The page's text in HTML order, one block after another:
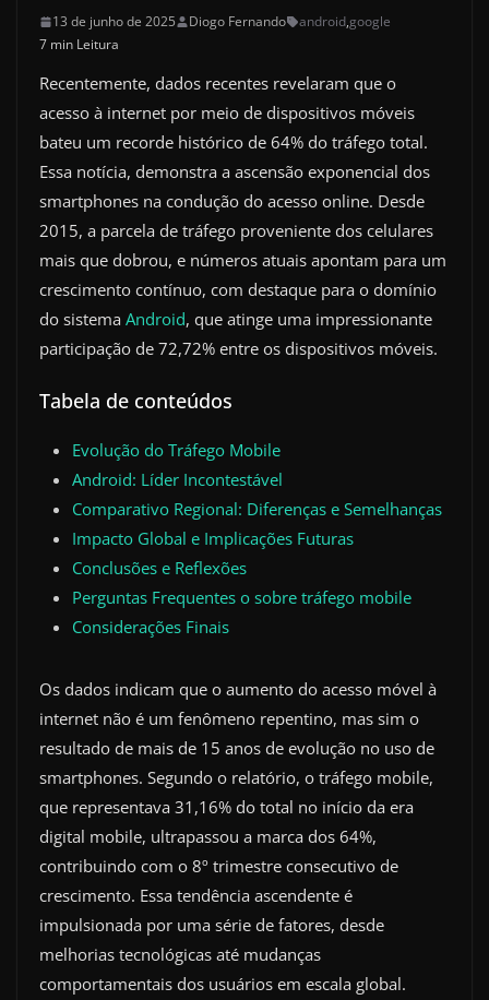
13 de junho de 2025 Diogo Fernando android,google
7 min Leitura
Recentemente, dados recentes revelaram que o
acesso à internet por meio de dispositivos móveis
bateu um recorde histórico de 64% do tráfego total.
Essa notícia, demonstra a ascensão exponencial dos
smartphones na condução do acesso online. Desde
2015, a parcela de tráfego proveniente dos celulares
mais que dobrou, e números atuais apontam para um
crescimento contínuo, com destaque para o domínio
do sistema Android, que atinge uma impressionante
participação de 72,72% entre os dispositivos móveis.
Tabela de conteúdos
Evolução do Tráfego Mobile
Android: Líder Incontestável
Comparativo Regional: Diferenças e Semelhanças
Impacto Global e Implicações Futuras
Conclusões e Reflexões
Perguntas Frequentes o sobre tráfego mobile
Considerações Finais
Os dados indicam que o aumento do acesso móvel à
internet não é um fenômeno repentino, mas sim o
resultado de mais de 15 anos de evolução no uso de
smartphones. Segundo o relatório, o tráfego mobile,
que representava 31,16% do total no início da era
digital mobile, ultrapassou a marca dos 64%,
contribuindo com o 8º trimestre consecutivo de
crescimento. Essa tendência ascendente é
impulsionada por uma série de fatores, desde
melhorias tecnológicas até mudanças
comportamentais dos usuários em escala global.